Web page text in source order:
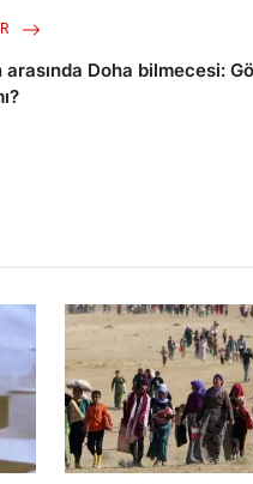
arasında Doha bilmecesi: